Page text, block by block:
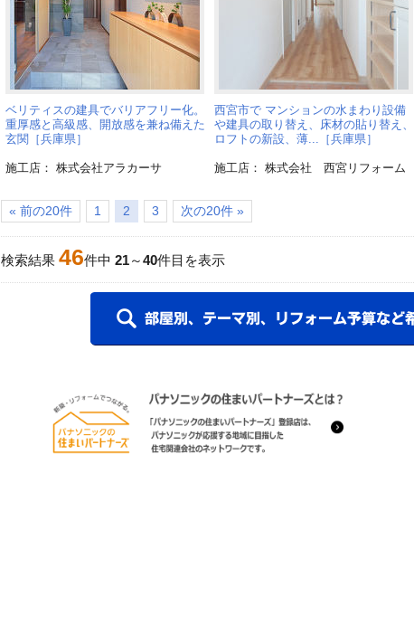
ベリティスの建具でバリアフリー化。
重厚感と高級感、開放感を兼ね備えた
玄関［兵庫県］
施工店： 株式会社アラカーサ
西宮市で マンションの水まわり設備
や建具の取り替え、床材の貼り替え、
ロフトの新設、薄...［兵庫県］
施工店： 株式会社 西宮リフォーム
« 前の20件 1 2 3 次の20件 »
検索結果 46件中 21～40件目を表示